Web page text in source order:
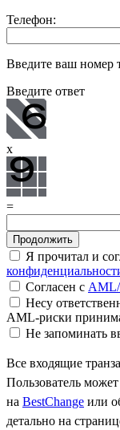
Телефон:
Введите ваш номер
Введите ответ
x
=
Я прочитал и
Согласен с
Несу
AML-риски
Не запоминать
Все входящие
Пользователь может
на BestChange или
детально на